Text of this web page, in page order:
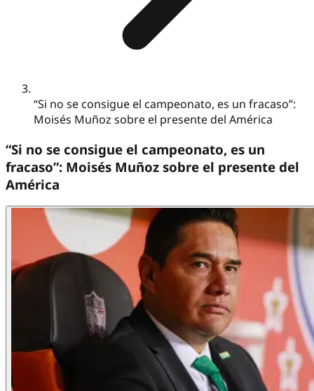
“Si no se consigue el campeonato, es un fracaso”:
Moisés Muñoz sobre el presente del América
“Si no se consigue el campeonato, es un
fracaso”: Moisés Muñoz sobre el presente del
América